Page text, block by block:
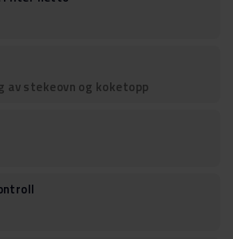
av stekeovn og koketopp